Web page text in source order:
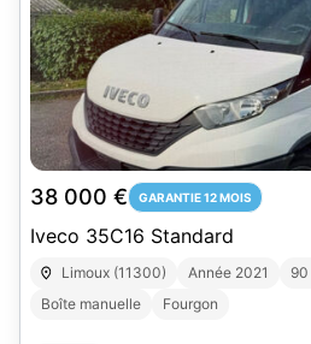
38 000 € GARANTIE 12 MOIS
Iveco 35C16 Standard
Limoux (11300) Année 2021
Boîte manuelle
Fourgon